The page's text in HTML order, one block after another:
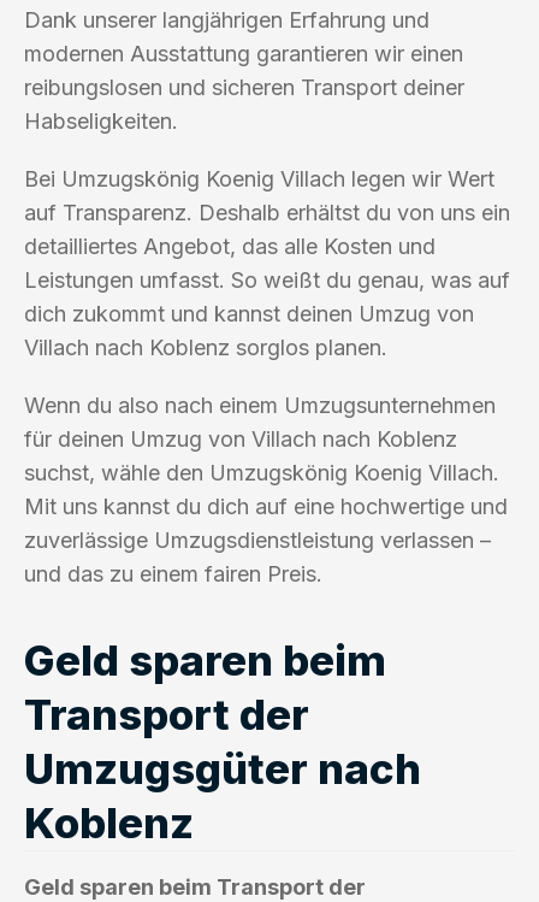
Dank unserer langjährigen Erfahrung und
modernen Ausstattung garantieren wir einen
reibungslosen und sicheren Transport deiner
Habseligkeiten.
Bei Umzugskönig Koenig Villach legen wir Wert
auf Transparenz. Deshalb erhältst du von uns ein
detailliertes Angebot, das alle Kosten und
Leistungen umfasst. So weißt du genau, was auf
dich zukommt und kannst deinen Umzug von
Villach nach Koblenz sorglos planen.
Wenn du also nach einem Umzugsunternehmen
für deinen Umzug von Villach nach Koblenz
suchst, wähle den Umzugskönig Koenig Villach.
Mit uns kannst du dich auf eine hochwertige und
zuverlässige Umzugsdienstleistung verlassen –
und das zu einem fairen Preis.
Geld sparen beim
Transport der
Umzugsgüter nach
Koblenz
Geld sparen beim Transport der